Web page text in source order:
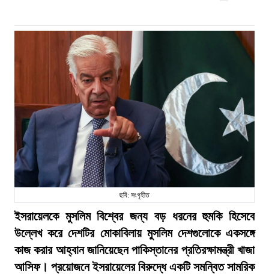
ছবি: সংগৃহীত
ইসরায়েলকে মুসলিম বিশ্বের জন্য বড় ধরনের হুমকি হিসেবে
উল্লেখ করে দেশটির মোকাবিলায় মুসলিম দেশগুলোকে একসঙ্গে
কাজ করার আহ্বান জানিয়েছেন পাকিস্তানের প্রতিরক্ষামন্ত্রী খাজা
আসিফ। প্রয়োজনে ইসরায়েলের বিরুদ্ধে একটি সমন্বিত সামরিক